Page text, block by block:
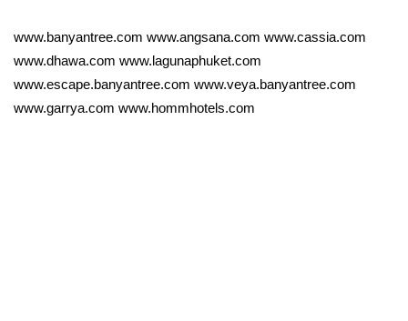
www.banyantree.com www.angsana.com www.cassia.com
www.dhawa.com www.lagunaphuket.com
www.escape.banyantree.com www.veya.banyantree.com
www.garrya.com www.hommhotels.com